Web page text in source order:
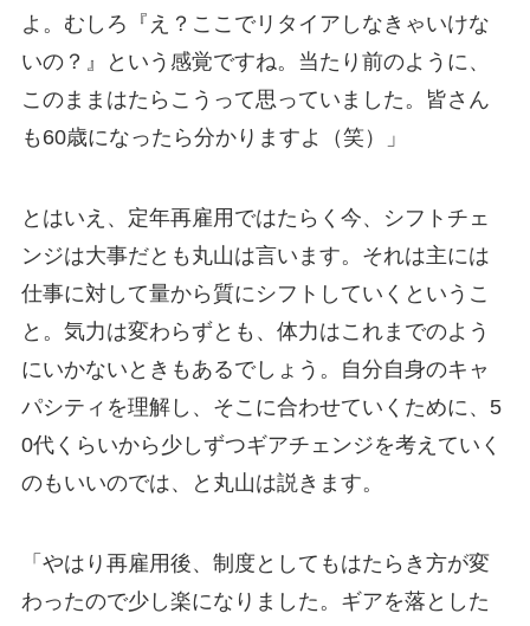
よ。むしろ『え？ここでリタイアしなきゃいけな
いの？』という感覚ですね。当たり前のように、
このままはたらこうって思っていました。皆さん
も60歳になったら分かりますよ（笑）」
とはいえ、定年再雇用ではたらく今、シフトチェ
ンジは大事だとも丸山は言います。それは主には
仕事に対して量から質にシフトしていくというこ
と。気力は変わらずとも、体力はこれまでのよう
にいかないときもあるでしょう。自分自身のキャ
パシティを理解し、そこに合わせていくために、5
0代くらいから少しずつギアチェンジを考えていく
のもいいのでは、と丸山は説きます。
「やはり再雇用後、制度としてもはたらき方が変
わったので少し楽になりました。ギアを落とした